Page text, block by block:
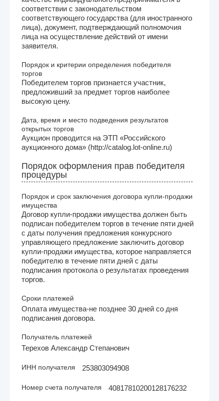
соответствии с законодательством
соответствующего государства (для иностранного
лица), документ, подтверждающий полномочия
лица на осуществление действий от имени
заявителя.
Порядок и критерии определения победителя
торгов
Победителем торгов признается участник,
предложивший за предмет торгов наиболее
высокую цену.
Дата, время и место подведения результатов
открытых торгов
Аукцион проводится на ЭТП «Российского
аукционного дома» (http://catalog.lot-online.ru)
Порядок оформления прав победителя
процедуры
Порядок и срок заключения договора купли-продажи
имущества
Договор купли-продажи имущества должен быть
подписан победителем торгов в течение пяти дней
с даты получения предложения конкурсного
управляющего предложение заключить договор
купли-продажи имущества, которое направляется
победителю в течение пяти дней с даты
подписания протокола о результатах проведения
торгов.
Сроки платежей
Оплата имущества-не позднее 30 дней со дня
подписания договора.
Получатель платежей
Терехов Александр Степанович
ИНН получателя 253803094908
Номер счета получателя 40817810200128176232